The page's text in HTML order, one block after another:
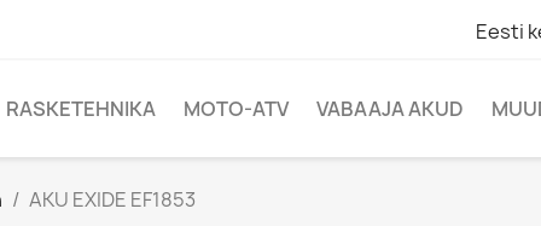
Eesti
RASKETEHNIKA MOTO-ATV VABAAJA AKUD
AKU EXIDE EF1853